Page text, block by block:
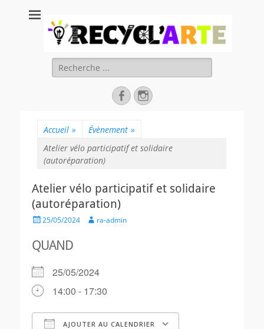
Recycl'Arte, faire
soi-même et
réduire les
déchets
Rechercher :
FacebookInstagram
Accueil » Évènement »
Atelier vélo participatif et solidaire
(autoréparation)
Atelier vélo participatif et solidaire
(autoréparation)
Posted25/05/2024 Authorra-admin
QUAND
25/05/2024
14:00 - 17:30
AJOUTER AU CALENDRIER